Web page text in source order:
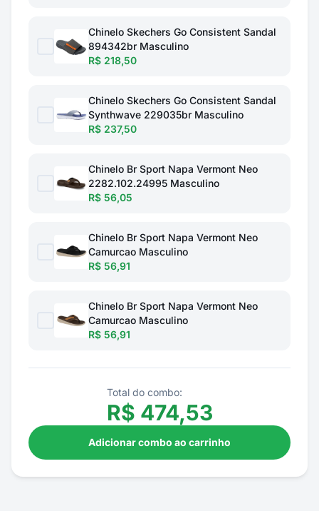
Chinelo Skechers Go Consistent Sandal
894342br Masculino
R$ 218,50
Chinelo Skechers Go Consistent Sandal
Synthwave 229035br Masculino
R$ 237,50
Chinelo Br Sport Napa Vermont Neo
2282.102.24995 Masculino
R$ 56,05
Chinelo Br Sport Napa Vermont Neo
Camurcao Masculino
R$ 56,91
Chinelo Br Sport Napa Vermont Neo
Camurcao Masculino
R$ 56,91
Total do combo:
R$ 474,53
Adicionar combo ao carrinho